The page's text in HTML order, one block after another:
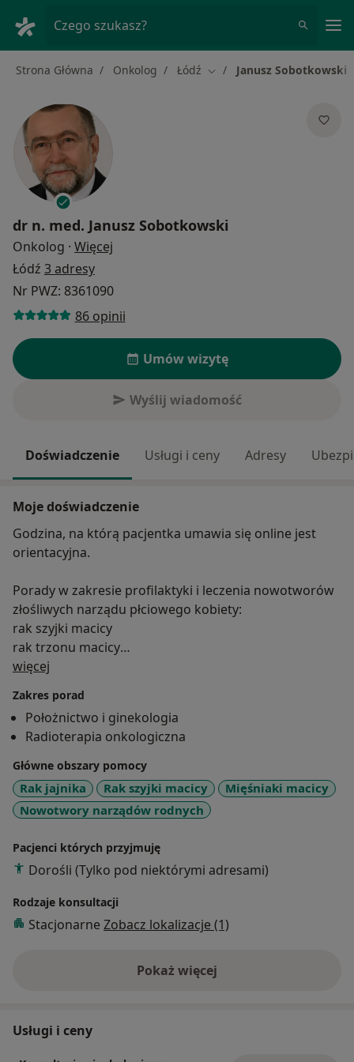
Czego szukasz?
Strona Główna Onkolog Łódź Zmień miasto
Janusz Sobotkowski
dr n. med. Janusz Sobotkowski
Onkolog · Więcej
Łódź 3 adresy
Nr PWZ: 8361090
86 opinii
Umów wizytę
Wyślij wiadomość
Doświadczenie Usługi i ceny Adresy
Moje doświadczenie
Godzina, na którą pacjentka umawia się online jest
orientacyjna.
Porady w zakresie profilaktyki i leczenia nowotworów
złośliwych narządu płciowego kobiety:
rak szyjki macicy
rak trzonu macicy
rak sromu
Porady w zakresie zmian przedrakowych macicy i ich
leczenie.
Członkostwo i działalność w:
Polskim Towarzystwie Onkologicznym
Polskim Towarzystwie Ginekologii Onkologicznej
European Society of Gynaecological Oncology
Macicy
Radzie Naukowej kwartalnika Acta Clinica et
Morphologica
wieloletnia współpraca z Międzynarodową Federacją
przewodniczący Regionalnego Społecznego Komitetu
Autor i współautor wielu (ponad 50) publikacji w
więcej
Zakres porad
Położnictwo i ginekologia
Radioterapia onkologiczna
Główne obszary pomocy
Rak jajnika Rak szyjki macicy
Mięśniaki macicy
Nowotwory narządów rodnych
Pacjenci których przyjmuję
Dorośli (Tylko pod niektórymi adresami)
Rodzaje konsultacji
Stacjonarne Zobacz lokalizacje (1)
Pokaż więcejo doświadczeniu
Usługi i ceny